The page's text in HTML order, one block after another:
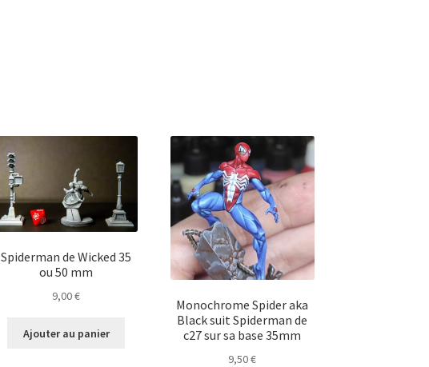
Spiderman de Wicked 35
ou 50 mm
9,00€
Ajouter au panier
Monochrome Spider aka
Black suit Spiderman de
c27 sur sa base 35mm
9,50€